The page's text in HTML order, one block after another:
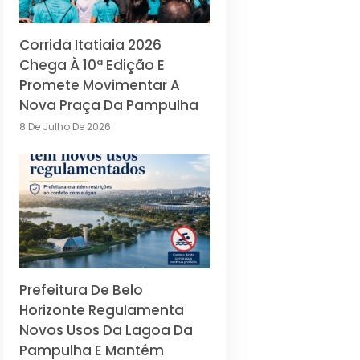
Corrida Itatiaia 2026
Chega À 10ª Edição E
Promete Movimentar A
Nova Praça Da Pampulha
8 De Julho De 2026
Prefeitura De Belo
Horizonte Regulamenta
Novos Usos Da Lagoa Da
Pampulha E Mantém